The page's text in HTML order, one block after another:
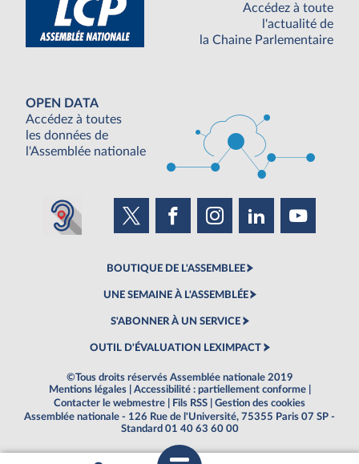
Accédez à toute
l'actualité de
la Chaine Parlementaire
OPEN DATA
Accédez à toutes
les données de
l'Assemblée nationale
BOUTIQUE DE L'ASSEMBLEE
UNE SEMAINE À L'ASSEMBLÉE
S'ABONNER À UN SERVICE
OUTIL D'ÉVALUATION LEXIMPACT
©Tous droits réservés Assemblée nationale 2019
Mentions légales
Accessibilité : partiellement conforme
Contacter le webmestre
Fils RSS
Gestion des cookies
Assemblée nationale - 126 Rue de l'Université, 75355 Paris 07 SP -
Standard 01 40 63 60 00